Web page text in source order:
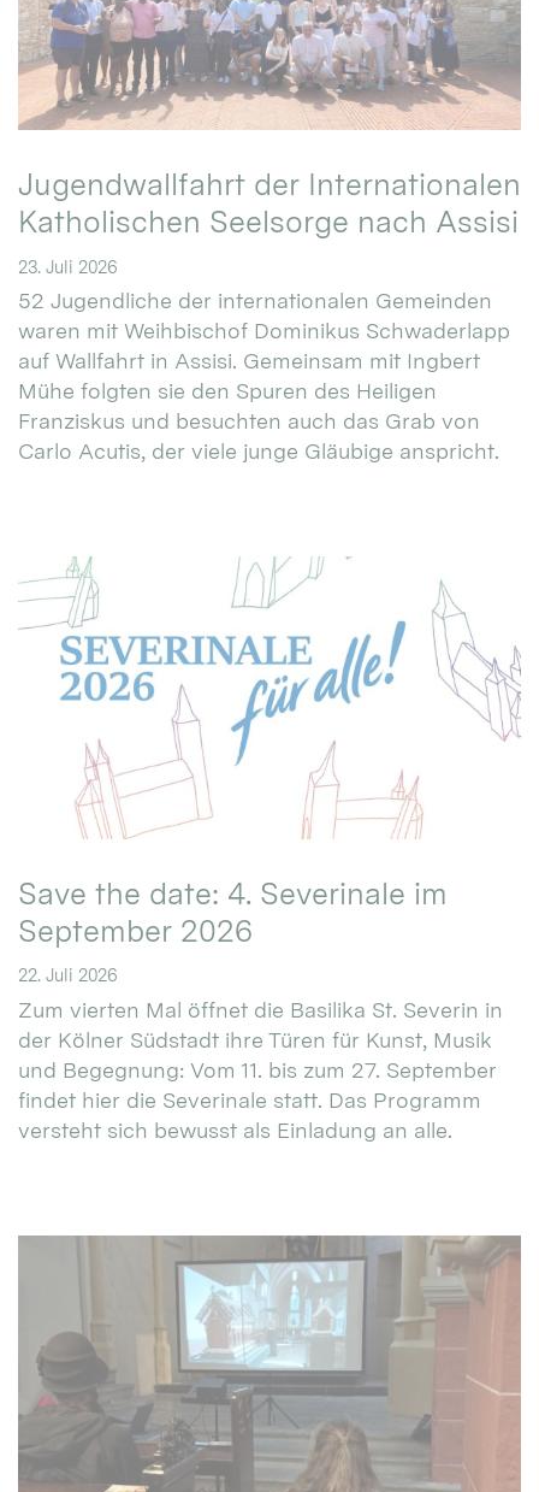
Jugendwallfahrt der Internationalen
Katholischen Seelsorge nach Assisi
23. Juli 2026
52 Jugendliche der internationalen Gemeinden
waren mit Weihbischof Dominikus Schwaderlapp
auf Wallfahrt in Assisi. Gemeinsam mit Ingbert
Mühe folgten sie den Spuren des Heiligen
Franziskus und besuchten auch das Grab von
Carlo Acutis, der viele junge Gläubige anspricht.
Save the date: 4. Severinale im
September 2026
22. Juli 2026
Zum vierten Mal öffnet die Basilika St. Severin in
der Kölner Südstadt ihre Türen für Kunst, Musik
und Begegnung: Vom 11. bis zum 27. September
findet hier die Severinale statt. Das Programm
versteht sich bewusst als Einladung an alle.